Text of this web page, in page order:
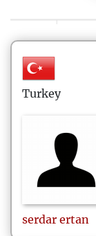
Turkey
serdar ertan